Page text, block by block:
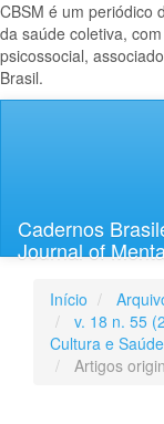
CBSM é um periódico
da saúde coletiva,
psicossocial,
Brasil.
Lateral
Cadernos
Journal of
Início
v. 18 n. 55
Cultura e
Artigos